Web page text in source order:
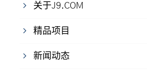
关于J9.COM
精品项目
新闻动态